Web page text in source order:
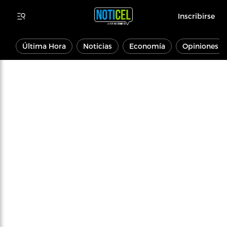
Inscribirse
Última Hora Noticias Economía Opiniones